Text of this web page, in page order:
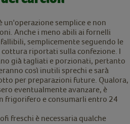
un'operazione semplice e non
Anche i meno abili ai fornelli
semplicemente seguendo le
riportati sulla confezione. I
già tagliati e porzionati, pertanto
così inutili sprechi e sarà
per preparazioni future. Qualora,
eventualmente avanzare, è
frigorifero e consumarli entro 24
freschi è necessaria qualche